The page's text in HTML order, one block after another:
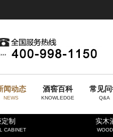
闻动态
NEWS
酒窖百科
KNOWLEDGE
常见
Q&A
制
CABINET
实木